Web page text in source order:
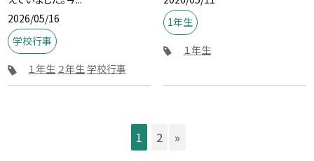
2026/05/16
学校行事
１年生 ２年生学校行事
1年生
１年生
1 2 »